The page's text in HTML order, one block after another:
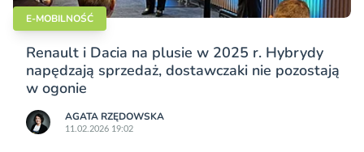
E-MOBILNOŚĆ
Renault i Dacia na plusie w 2025 r. Hybrydy
napędzają sprzedaż, dostawczaki nie pozostają
w ogonie
AGATA RZĘDOWSKA
11.02.2026 19:02